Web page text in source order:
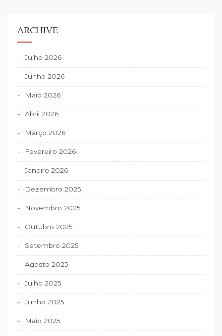
e
a
r
t
i
g
o
s
ARCHIVE
Julho 2026
Junho 2026
Maio 2026
Abril 2026
Março 2026
Fevereiro 2026
Janeiro 2026
Dezembro 2025
Novembro 2025
Outubro 2025
Setembro 2025
Agosto 2025
Julho 2025
Junho 2025
Maio 2025